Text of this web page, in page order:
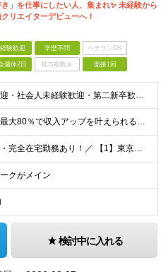
き」を仕事にしたい人、集まれ✨ 未経験から
リエイターデビューへ！
験歓迎 学歴不問 ベテランOK
週休2日 賞与複数月 面接1回
＜未経験歓迎・社会人未経験歓迎・第二新卒歓迎・ブランクOK・学歴不問＞ ★これまでの経験は一切不問！ ★人柄重視の採用を行っています！ ★95％が未経験スタート！ 知識や経験がなくても、入社後に学べる
＜還元率は最大80％で収入アップを叶えられる！＞ 【月給25万円～50万円＋各種インセンティブ】 ★プロジェクトデビュー後は月給UP！ ＊＊＊ ■月給25～50万円＋賞与＋インセンティブ ※経験・
＼リモート・完全在宅勤務あり！／ 【1】東京本社もしくは東京23区を中心とした神奈川・埼玉・千葉エリアの各プロジェクト先 【2】大阪を中心とした京都・兵庫・滋賀・奈良・和歌山エリアの各プロジェクト先
クがメイン
検討中に入れる